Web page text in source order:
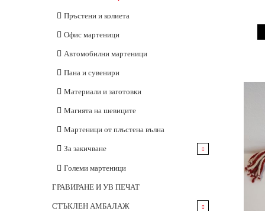
Пръстени и колиета
Офис мартеници
Автомобилни мартеници
Пана и сувенири
Материали и заготовки
Магията на шевиците
Мартеници от плъстена вълна
За закичване
Вълна
ПАН
Големи мартеници
ГРАВИРАНЕ И УВ ПЕЧАТ
СТЪКЛЕН АМБАЛАЖ